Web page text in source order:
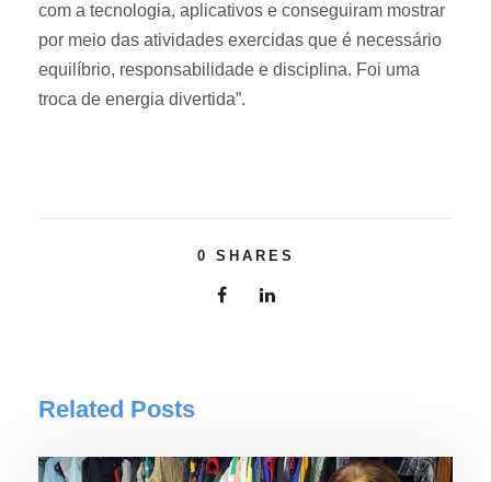
com a tecnologia, aplicativos e conseguiram mostrar
por meio das atividades exercidas que é necessário
equilíbrio, responsabilidade e disciplina. Foi uma
troca de energia divertida”.
0 SHARES
Related Posts